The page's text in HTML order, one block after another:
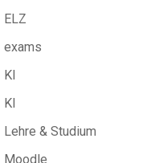
ELZ
exams
KI
KI
Lehre & Studium
Moodle